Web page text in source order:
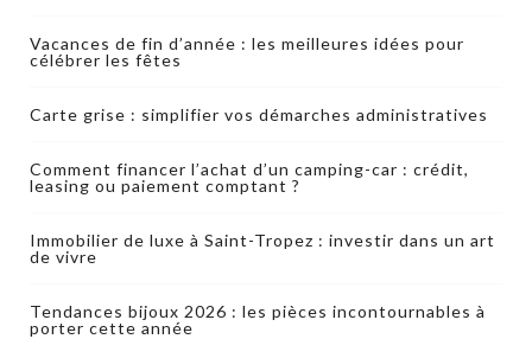
Vacances de fin d’année : les meilleures idées pour
célébrer les fêtes
Carte grise : simplifier vos démarches administratives
Comment financer l’achat d’un camping-car : crédit,
leasing ou paiement comptant ?
Immobilier de luxe à Saint-Tropez : investir dans un art
de vivre
Tendances bijoux 2026 : les pièces incontournables à
porter cette année